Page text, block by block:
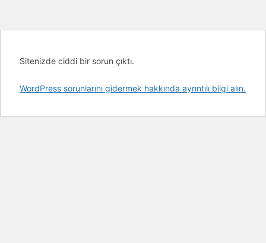
Sitenizde ciddi bir sorun çıktı.
WordPress sorunlarını gidermek hakkında ayrıntılı bilgi alın.